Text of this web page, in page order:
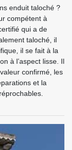
enduit taloché ?
compétent à
qui a de
taloché, il
il se fait à la
à l’aspect lisse. Il
confirmé, les
et la